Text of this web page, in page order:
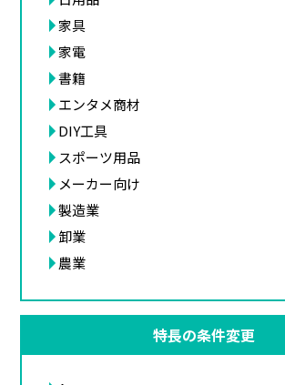
家具
家電
書籍
エンタメ商材
DIY工具
スポーツ用品
メーカー向け
製造業
卸業
農業
特長の条件変更